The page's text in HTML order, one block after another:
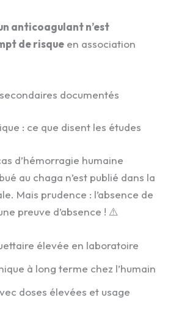
anticoagulant n’est
de risque en association
documentés
: ce que disent les études
d’hémorragie humaine
au chaga n’est publié dans la
Mais prudence : l’absence de
preuve d’absence ! ⚠️
élevée en laboratoire
à long terme chez l’humain
doses élevées et usage